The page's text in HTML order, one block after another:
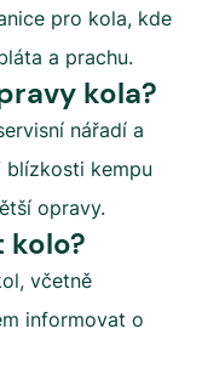
pro kola, kde
a prachu.
kola?
nářadí a
blízkosti kempu
opravy.
kolo?
včetně
informovat o